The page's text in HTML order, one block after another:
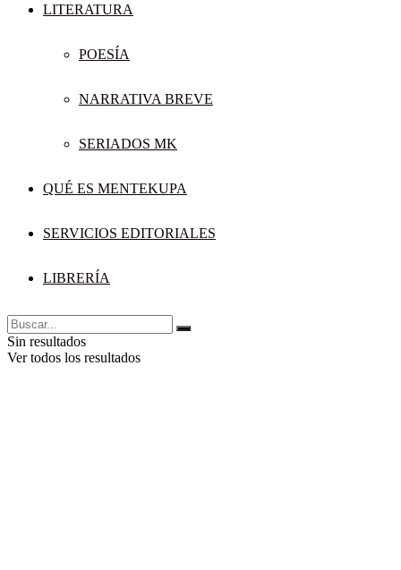
LITERATURA
POESÍA
NARRATIVA BREVE
SERIADOS MK
QUÉ ES MENTEKUPA
SERVICIOS EDITORIALES
LIBRERÍA
Sin resultados
Ver todos los resultados